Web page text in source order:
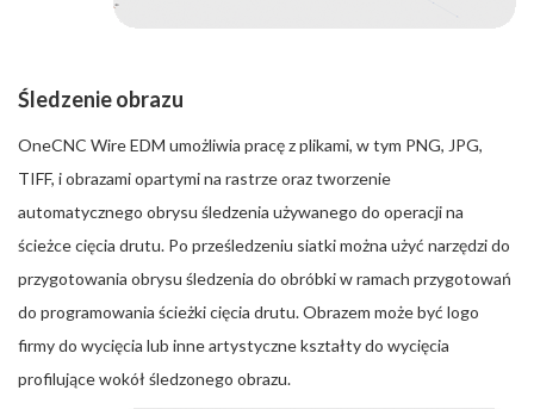
Śledzenie obrazu
OneCNC Wire EDM umożliwia pracę z plikami, w tym PNG, JPG,
TIFF, i obrazami opartymi na rastrze oraz tworzenie
automatycznego obrysu śledzenia używanego do operacji na
ścieżce cięcia drutu. Po prześledzeniu siatki można użyć narzędzi do
przygotowania obrysu śledzenia do obróbki w ramach przygotowań
do programowania ścieżki cięcia drutu. Obrazem może być logo
firmy do wycięcia lub inne artystyczne kształty do wycięcia
profilujące wokół śledzonego obrazu.